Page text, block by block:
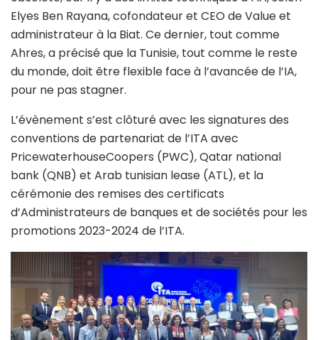
Elyes Ben Rayana, cofondateur et CEO de Value et
administrateur à la Biat. Ce dernier, tout comme
Ahres, a précisé que la Tunisie, tout comme le reste
du monde, doit être flexible face à l’avancée de l’IA,
pour ne pas stagner.
L’évènement s’est clôturé avec les signatures des
conventions de partenariat de l’ITA avec
PricewaterhouseCoopers (PWC), Qatar national
bank (QNB) et Arab tunisian lease (ATL), et la
cérémonie des remises des certificats
d’Administrateurs de banques et de sociétés pour les
promotions 2023-2024 de l’ITA.